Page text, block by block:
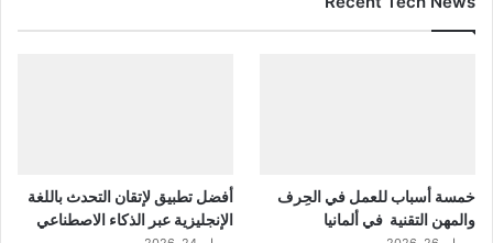
خمسة أسباب للعمل في الحِرف
والمهن التقنية في ألمانيا
أفضل تطبيق لإتقان التحدث باللغة
الإنجليزية عبر الذكاء الاصطناعي